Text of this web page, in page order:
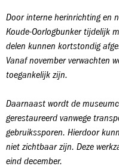
Door interne herinrichting en
Koude-Oorlogbunker tijdelijk
delen kunnen kortstondig
Vanaf november verwachten
toegankelijk zijn.
Daarnaast wordt de
gerestaureerd vanwege
gebruikssporen. Hierdoor
niet zichtbaar zijn. Deze
eind december.